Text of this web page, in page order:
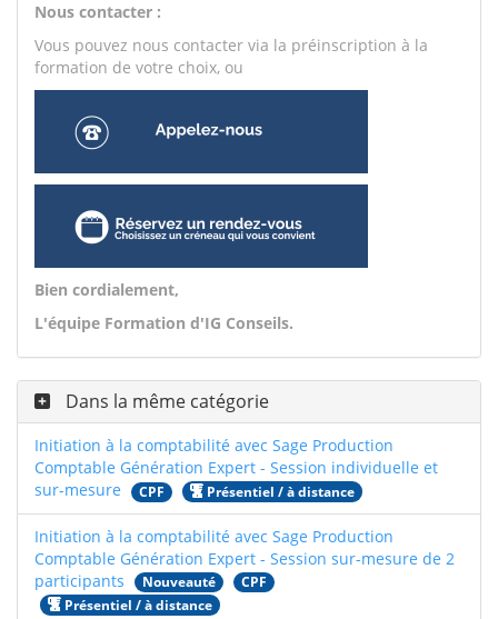
Nous contacter :
Vous pouvez nous contacter via la préinscription à la
formation de votre choix, ou
Bien cordialement,
L'équipe Formation d'IG Conseils.
Dans la même catégorie
Initiation à la comptabilité avec Sage Production
Comptable Génération Expert - Session individuelle et
sur-mesure
CPF Présentiel / à distance
Initiation à la comptabilité avec Sage Production
Comptable Génération Expert - Session sur-mesure de 2
participants
Nouveauté
CPF
Présentiel / à distance